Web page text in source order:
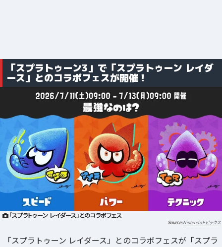
「スプラトゥーン3」で「スプラトゥーン レイダ
ース」とのコラボフェスが開催！
「スプラトゥーン レイダース」とのコラボフェス
Nintendoトピックス
「スプラトゥーン レイダース」とのコラボフェスが「スプラ